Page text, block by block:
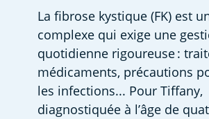
La fibrose kystique (FK) est
complexe qui exige une
quotidienne rigoureuse :
médicaments, précautions
les infections... Pour Tiffany,
diagnostiquée à l’âge de